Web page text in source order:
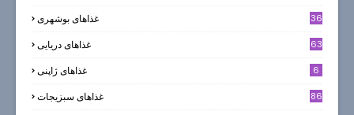
غذاهای بوشهری 36
غذاهای دریایی 63
غذاهای ژاپنی 6
غذاهای سبزیجات 86